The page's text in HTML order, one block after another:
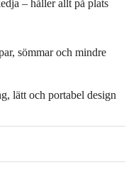
– håller allt på plats
sömmar och mindre
lätt och portabel design